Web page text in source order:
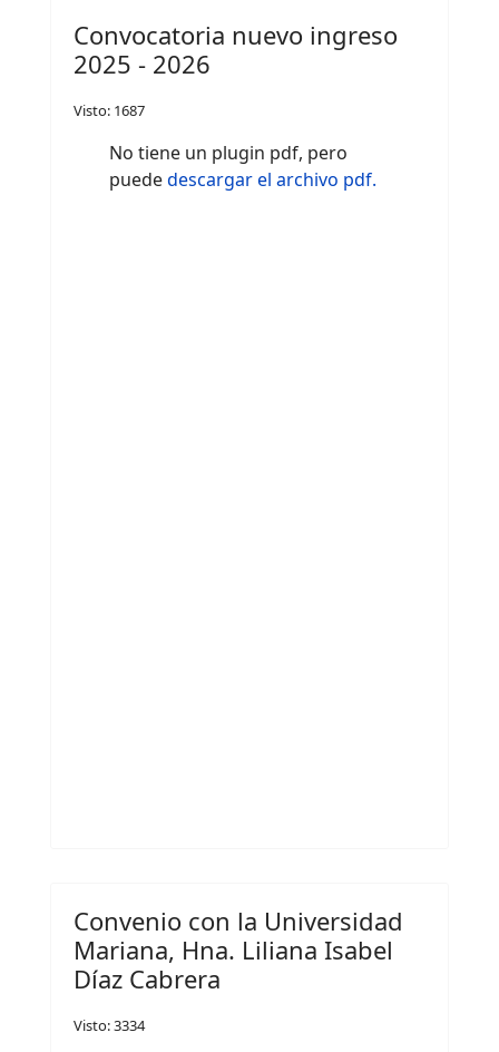
Convocatoria nuevo ingreso
2025 - 2026
Visto: 1687
No tiene un plugin pdf, pero
puededescargar el archivo pdf.
Convenio con la Universidad
Mariana, Hna. Liliana Isabel
Díaz Cabrera
Visto: 3334